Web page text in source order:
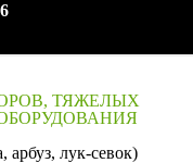
ТЯЖЕЛЫХ
арбуз, лук-севок)